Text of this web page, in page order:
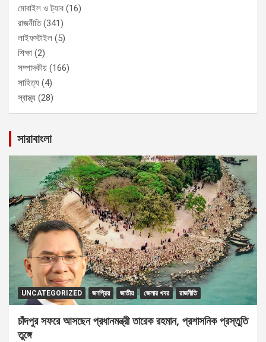
মোবাইল ও ট্যাব (16)
রাজনীতি(341)
লাইফস্টাইল (5)
শিক্ষা (2)
সম্পাদকীয় (166)
সাহিত্য (4)
স্বাস্থ্য (28)
সারাবাংলা
UNCATEGORIZED জনপ্রিয় জাতীয় জেলার খবর রাজনীতি
চাঁদপুর সফরে আসছেন প্রধানমন্ত্রী তারেক রহমান, প্রশাসনিক প্রস্তুতি
তুঙ্গে